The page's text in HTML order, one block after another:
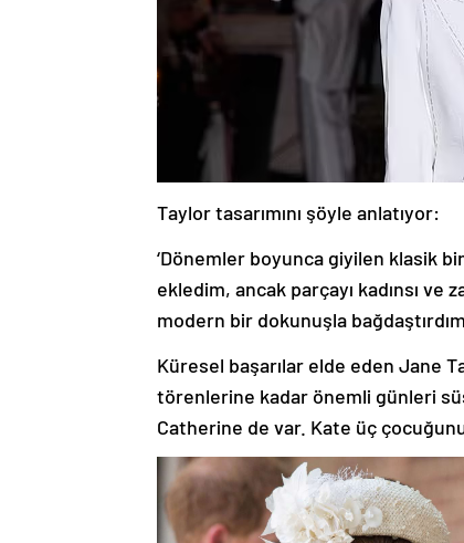
Taylor tasarımını şöyle anlatıyor:
‘Dönemler boyunca giyilen klasik
ekledim, ancak parçayı kadınsı
modern bir dokunuşla
Küresel başarılar elde eden Jane
törenlerine kadar önemli günleri
Catherine de var. Kate üç